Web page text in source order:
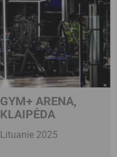
GYM+ ARENA,
KLAIPĖDA
Lituanie 2025